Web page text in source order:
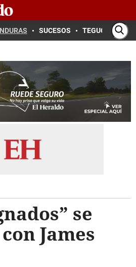
SUCESOS TEGUCIGALPA
se
James